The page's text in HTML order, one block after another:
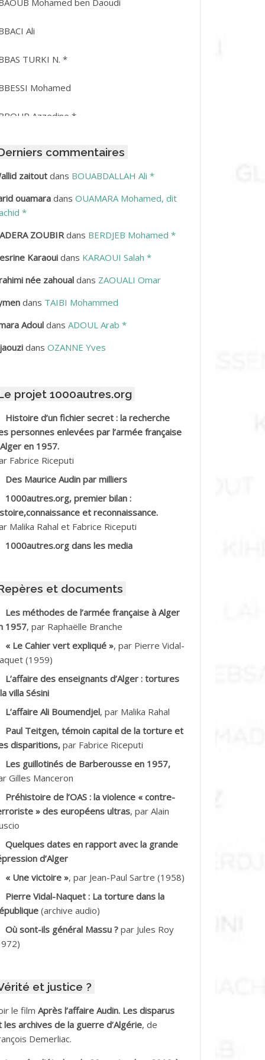
Ali
TURKI N. *
Mohamed
Azzedine *
Amar
Hamid
Mohamed
Lakhdar
Haciba
Mohamed Hamoud*
Mohamed *
Ahmed
Mohamed ben Kaddour
Kouider
Ahmed dit le Coiffeur
Mohamed
Salah
M.*
Ali
Tahar
Ramdane *
Baghdad*
Boualem*
Rachid
Omar
Vve AIT SAADA
Mohamed Akli
commentaires
zaitoutdans BOUABDALLAH Ali *
ouamaradans OUAMARA Mohamed, dit
*
ZOUBIRdans BERDJEB Mohamed *
Karaouidans KARAOUI Salah *
née zahoualdans ZAOUALI Omar
dans TAIBI Mohammed
Adouldans ADOUL Arab *
dans OZANNE Yves
projet 1000autres.org
Histoire d’un fichier secret : la recherche
personnes enlevées par l’armée française
en 1957.
Fabrice Riceputi
Des Maurice Audin par milliers
1000autres.org, premier bilan :
et reconnaissance.
Malika Rahal et Fabrice Riceputi
1000autres.org dans les media
et documents
Les méthodes de l’armée française à Alger
1957, par Raphaëlle Branche
« Le Cahier vert expliqué », par Pierre Vidal-
(1959)
L’affaire des enseignants d’Alger : tortures
villa Sésini
L’affaire Ali Boumendjel, par Malika Rahal
Paul Teitgen, témoin capital de la torture et
disparitions, par Fabrice Riceputi
Les guillotinés de Barberousse en 1957,
Gilles Manceron
Préhistoire de l’OAS : la violence « contre-
» des européens ultras, par Alain
Quelques dates en rapport avec la grande
d’Alger
« Une victoire », par Jean-Paul Sartre (1958)
Pierre Vidal-Naquet : La torture dans la
(archive audio)
Où sont-ils général Massu ? par Jules Roy
et justice ?
le film Après l’affaire Audin. Les disparus
les archives de la guerre d’Algérie, de
Demerliac.